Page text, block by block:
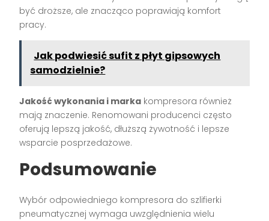
być droższe, ale znacząco poprawiają komfort
pracy.
Jak podwiesić sufit z płyt gipsowych
samodzielnie?
Jakość wykonania i marka kompresora również
mają znaczenie. Renomowani producenci często
oferują lepszą jakość, dłuższą żywotność i lepsze
wsparcie posprzedażowe.
Podsumowanie
Wybór odpowiedniego kompresora do szlifierki
pneumatycznej wymaga uwzględnienia wielu